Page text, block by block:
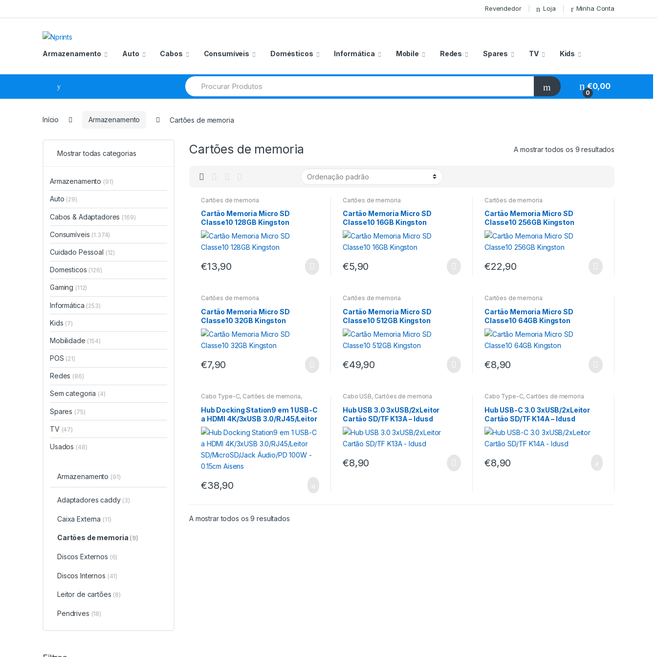
para
para
Revendedor Loja Minha Conta
Armazenamento Auto Cabos Consumíveis Domésticos Informática Mobile Redes Spares TV Kids
Procurar
por:
0
€0,00
Início Armazenamento Cartões de memoria
Cartões de memoria A mostrar todos os 9 resultados
Cartões de memoria
Cartão Memoria Micro SD
Classe10 128GB Kingston
€13,90
Cartões de memoria
Cartão Memoria Micro SD
Classe10 16GB Kingston
€5,90
Cartões de memoria
Cartão Memoria Micro SD
Classe10 256GB Kingston
€22,90
Cartões de memoria
Cartão Memoria Micro SD
Classe10 32GB Kingston
€7,90
Cartões de memoria
Cartão Memoria Micro SD
Classe10 512GB Kingston
€49,90
Cartões de memoria
Cartão Memoria Micro SD
Classe10 64GB Kingston
€8,90
Cabo Type-C, Cartões de memoria,
Leitor de cartões
Hub Docking Station9 em 1 USB-C
a HDMI 4K/3xUSB 3.0/RJ45/Leitor
SD/MicroSD/Jack Áudio/PD 100W
– 0.15cm Aisens
€38,90
Cabo USB, Cartões de memoria
Hub USB 3.0 3xUSB/2xLeitor
Cartão SD/TF K13A – Idusd
€8,90
Cabo Type-C, Cartões de memoria
Hub USB-C 3.0 3xUSB/2xLeitor
Cartão SD/TF K14A – Idusd
€8,90
A mostrar todos os 9 resultados
Mostrar todas categorias
Armazenamento (91)
Auto (29)
Cabos & Adaptadores (169)
Consumíveis (1.374)
Cuidado Pessoal (12)
Domesticos (126)
Gaming (112)
Informática (253)
Kids (7)
Mobilidade (154)
POS (21)
Redes (86)
Sem categoria (4)
Spares (75)
TV (47)
Usados (48)
Armazenamento (91)
Adaptadores caddy (3)
Caixa Externa (11)
Cartões de memoria (9)
Discos Externos (6)
Discos Internos (41)
Leitor de cartões (8)
Pendrives (18)